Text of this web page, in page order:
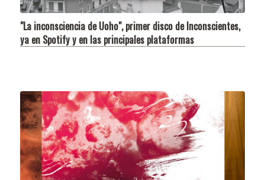
"La inconsciencia de Uoho", primer disco de Inconscientes,
ya en Spotify y en las principales plataformas